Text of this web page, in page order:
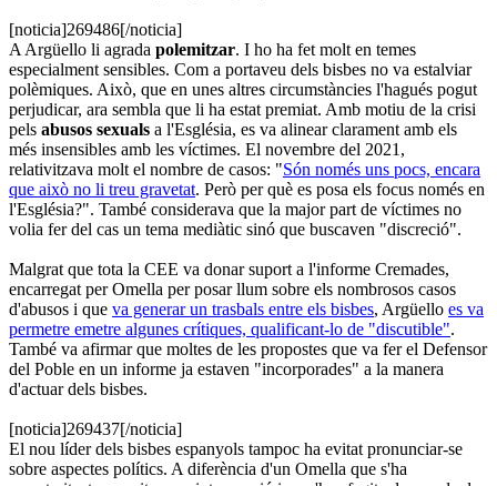
[noticia]269486[/noticia]
A Argüello li agrada polemitzar. I ho ha fet molt en temes
especialment sensibles. Com a portaveu dels bisbes no va estalviar
polèmiques. Això, que en unes altres circumstàncies l'hagués pogut
perjudicar, ara sembla que li ha estat premiat. Amb motiu de la crisi
pels abusos sexuals a l'Església, es va alinear clarament amb els
més insensibles amb les víctimes. El novembre del 2021,
relativitzava molt el nombre de casos: "Són només uns pocs, encara
que això no li treu gravetat. Però per què es posa els focus només en
l'Església?". També considerava que la major part de víctimes no
volia fer del cas un tema mediàtic sinó que buscaven "discreció".
Malgrat que tota la CEE va donar suport a l'informe Cremades,
encarregat per Omella per posar llum sobre els nombrosos casos
d'abusos i que va generar un trasbals entre els bisbes, Argüello es va
permetre emetre algunes crítiques, qualificant-lo de "discutible".
També va afirmar que moltes de les propostes que va fer el Defensor
del Poble en un informe ja estaven "incorporades" a la manera
d'actuar dels bisbes.
[noticia]269437[/noticia]
El nou líder dels bisbes espanyols tampoc ha evitat pronunciar-se
sobre aspectes polítics. A diferència d'un Omella que s'ha